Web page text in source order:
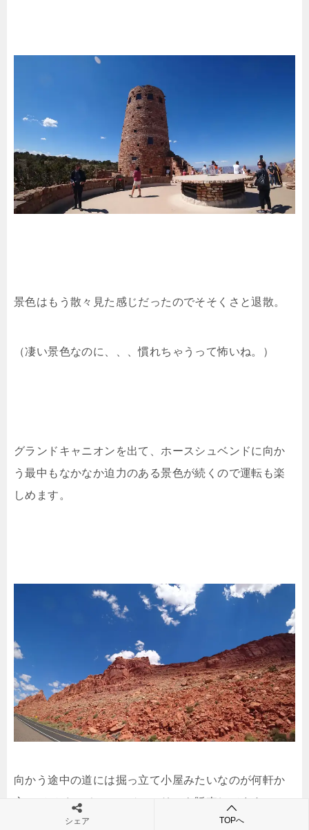
景色はもう散々見た感じだったのでそそくさと退散。
（凄い景色なのに、、、慣れちゃうって怖いね。）
グランドキャニオンを出て、ホースシュベンドに向か
う最中もなかなか迫力のある景色が続くので運転も楽
しめます。
向かう途中の道には掘っ立て小屋みたいなのが何軒か
立っててインディアンジュエリーを販売してます。
シェア TOPへ